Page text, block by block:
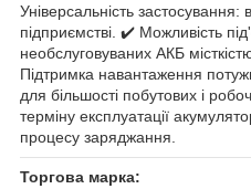
Універсальність
підприємстві. ✔️ Можливість
необслуговуваних АКБ
Підтримка навантаження
для більшості побутових і
терміну експлуатації
процесу заряджання.
Торгова марка: